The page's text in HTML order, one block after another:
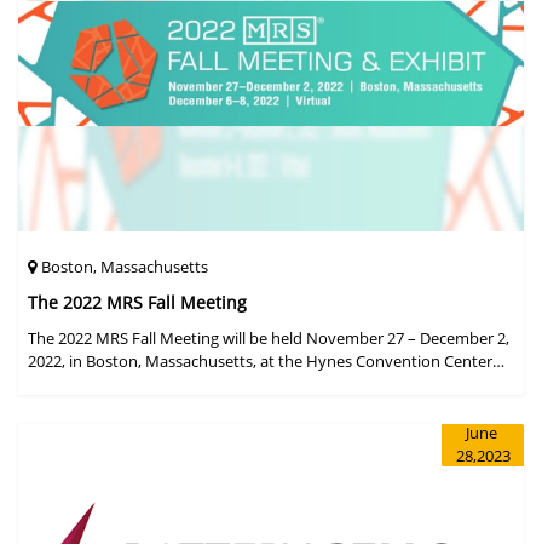
Boston, Massachusetts
The 2022 MRS Fall Meeting
The 2022 MRS Fall Meeting will be held November 27 – December 2,
2022, in Boston, Massachusetts, at the Hynes Convention Center
June
28,2023